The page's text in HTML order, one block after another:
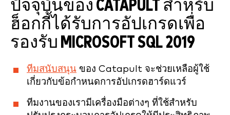
ปัจจุบันของ CATAPULT สำหรับ
ฮ็อกกี้ได้รับการอัปเกรดเพื่อ
รองรับ MICROSOFT SQL 2019
ทีมสนับสนุน ของ Catapult จะช่วยเหลือผู้ใช้
เกี่ยวกับข้อกำหนดการอัปเกรดฮาร์ดแวร์
ทีมงานของเรามีเครื่องมือต่างๆ ที่ใช้สำหรับ